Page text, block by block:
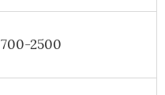
700-2500